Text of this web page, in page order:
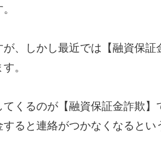
、しかし最近では【融資保
。
くるのが【融資保証金詐欺】
ると連絡がつかなくなるとい